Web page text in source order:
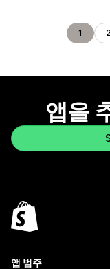
1 2
앱을
앱 범주